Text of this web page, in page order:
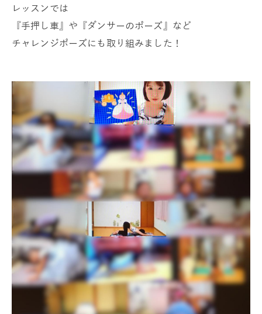
レッスンでは
『手押し車』や『ダンサーのポーズ』など
チャレンジポーズにも取り組みました！